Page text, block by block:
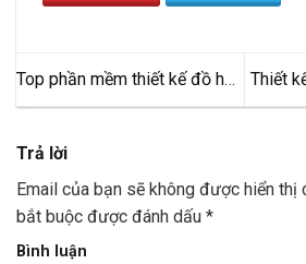
Top phần mềm thiết kế đồ họa
được ưa chuộng nhất hiện nay
Thiết
Trả lời
Email của bạn sẽ không được hiển thị
bắt buộc được đánh dấu *
Bình luận